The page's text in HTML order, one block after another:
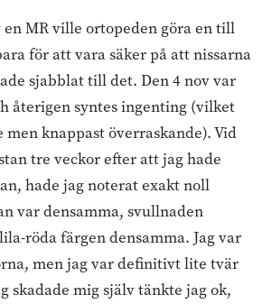
en MR ville ortopeden göra en till
för att vara säker på att nissarna
sjabblat till det. Den 4 nov var
återigen syntes ingenting (vilket
men knappast överraskande). Vid
tre veckor efter att jag hade
hade jag noterat exakt noll
var densamma, svullnaden
röda färgen densamma. Jag var
men jag var definitivt lite tvär
skadade mig själv tänkte jag ok,